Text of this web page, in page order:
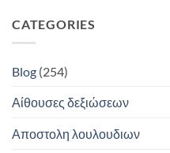
CATEGORIES
Blog (254)
Αίθουσες δεξιώσεων
Αποστολη λουλουδιων